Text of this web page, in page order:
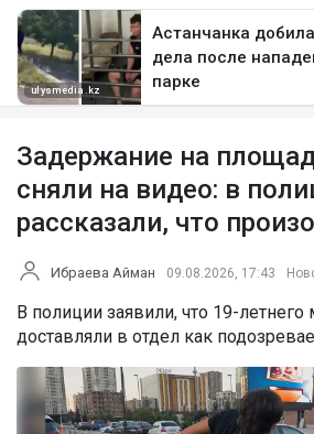
Задержание на
сняли на видео: в
рассказали, что
Ибраева Айман 09.08.2026, 17:43
В полиции заявили, что 19-
доставляли в отдел как